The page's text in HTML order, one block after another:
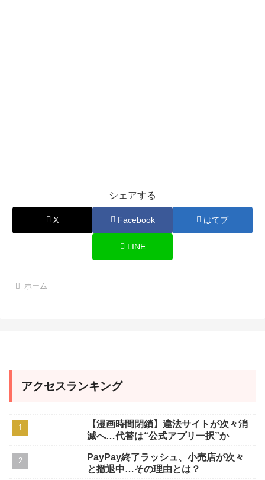
シェアする
X Facebook はてブ
LINE
ホーム
アクセスランキング
【漫画時間閉鎖】違法サイトが次々消
滅へ…代替は“公式アプリ一択”か
PayPay終了ラッシュ、小売店が次々
と撤退中…その理由とは？